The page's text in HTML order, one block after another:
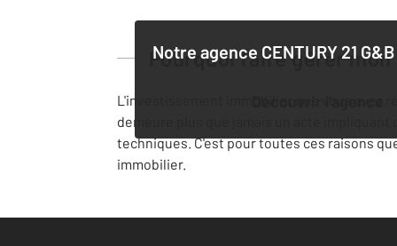
Notre agence CENTURY 21
Pourquoi faire gérer
L'investissement immobilier que vous avez
demeure plus que jamais un acte
techniques. C'est pour toutes ces raisons
immobilier.